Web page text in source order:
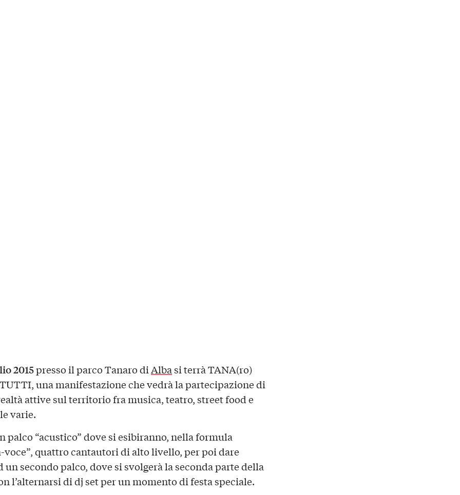
2015presso il parco Tanaro diAlbasi terrà TANA(ro)
una manifestazione che vedrà la partecipazione di
attive sul territorio fra musica, teatro, street food e
varie.
palco “acustico” dove si esibiranno, nella formula
voce”, quattro cantautori di alto livello, per poi dare
un secondo palco, dove si svolgerà la seconda parte della
l’alternarsi di dj set per un momento di festa speciale.